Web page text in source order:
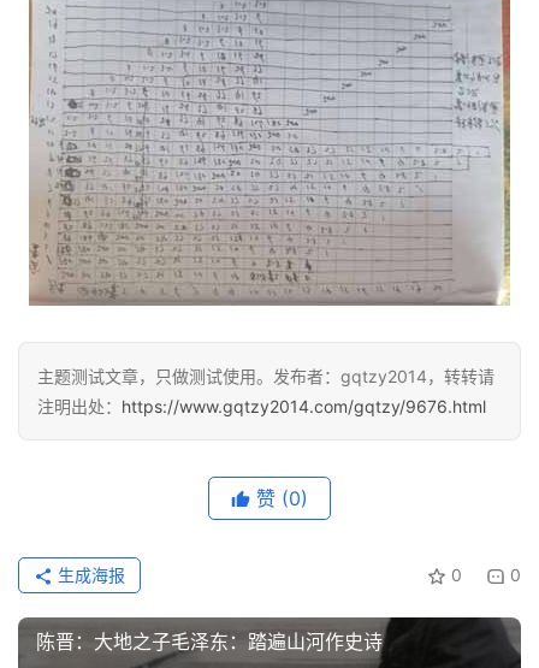
面
主题测试文章，只做测试使用。发布者：gqtzy2014，转转请
注明出处： https://www.gqtzy2014.com/gqtzy/9676.html
赞 (0)
0 0
生成海报
陈晋：大地之子毛泽东：踏遍山河作史诗